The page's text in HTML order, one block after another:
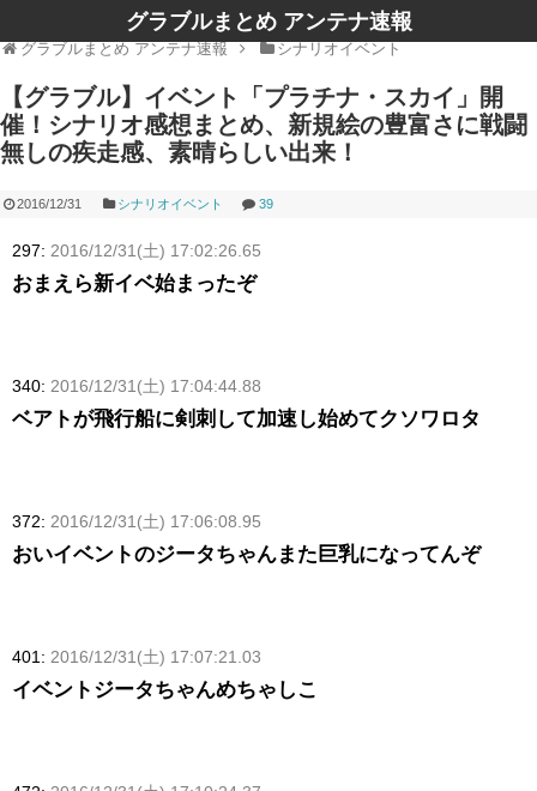
グラブルまとめ アンテナ速報
グラブルまとめ アンテナ速報 シナリオイベント
【グラブル】イベント「プラチナ・スカイ」開
催！シナリオ感想まとめ、新規絵の豊富さに戦闘
無しの疾走感、素晴らしい出来！
2016/12/31 シナリオイベント 39
297: 2016/12/31(土) 17:02:26.65
おまえら新イベ始まったぞ
340: 2016/12/31(土) 17:04:44.88
ベアトが飛行船に剣刺して加速し始めてクソワロタ
372: 2016/12/31(土) 17:06:08.95
おいイベントのジータちゃんまた巨乳になってんぞ
401: 2016/12/31(土) 17:07:21.03
イベントジータちゃんめちゃしこ